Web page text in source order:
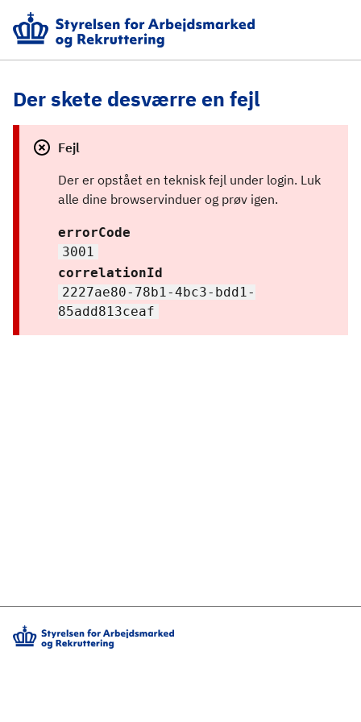
Der skete desværre en fejl
Fejl
Der er opstået en teknisk fejl under login. Luk
alle dine browservinduer og prøv igen.
errorCode
3001
correlationId
2227ae80-78b1-4bc3-bdd1-
85add813ceaf